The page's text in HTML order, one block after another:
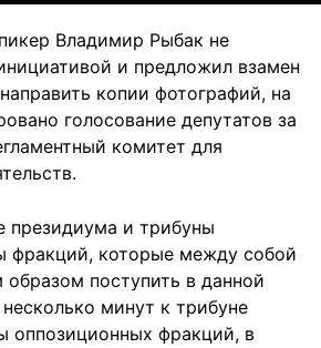
Владимир Рыбак не
и предложил взамен
копии фотографий, на
голосование депутатов за
комитет для
президиума и трибуны
фракций, которые между собой
поступить в данной
минут к трибуне
оппозиционных фракций, в